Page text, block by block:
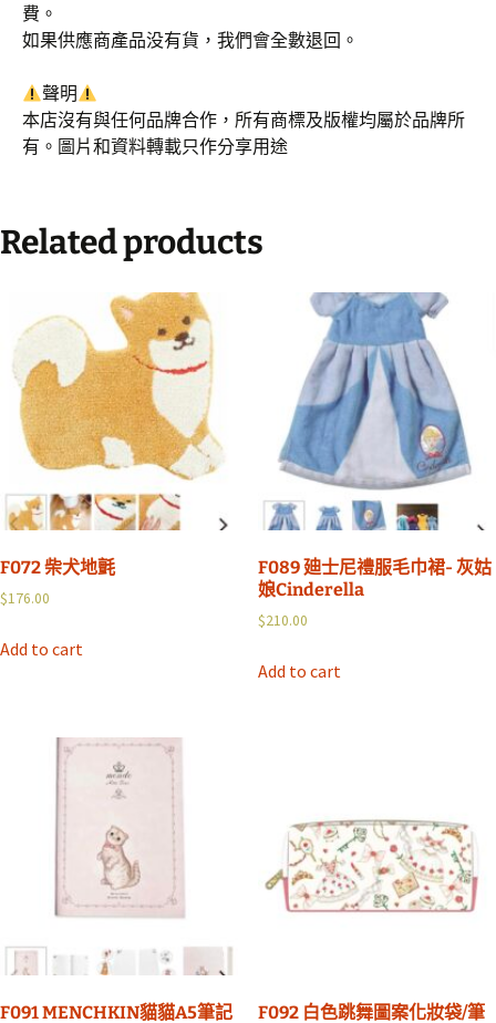
費。
如果供應商產品没有貨，我們會全數退回。
聲明
本店沒有與任何品牌合作，所有商標及版權均屬於品牌所
有。圖片和資料轉載只作分享用途
Related products
F072 柴犬地氈
$176.00
Add to cart
F089 廸士尼禮服毛巾裙- 灰姑
娘Cinderella
$210.00
Add to cart
F091 MENCHKIN貓貓A5筆記 F092 白色跳舞圖案化妝袋/筆